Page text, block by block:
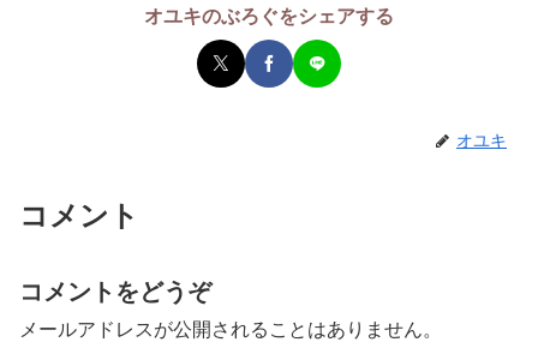
オユキのぶろぐをシェアする
オユキ
コメント
コメントをどうぞ
メールアドレスが公開されることはありません。